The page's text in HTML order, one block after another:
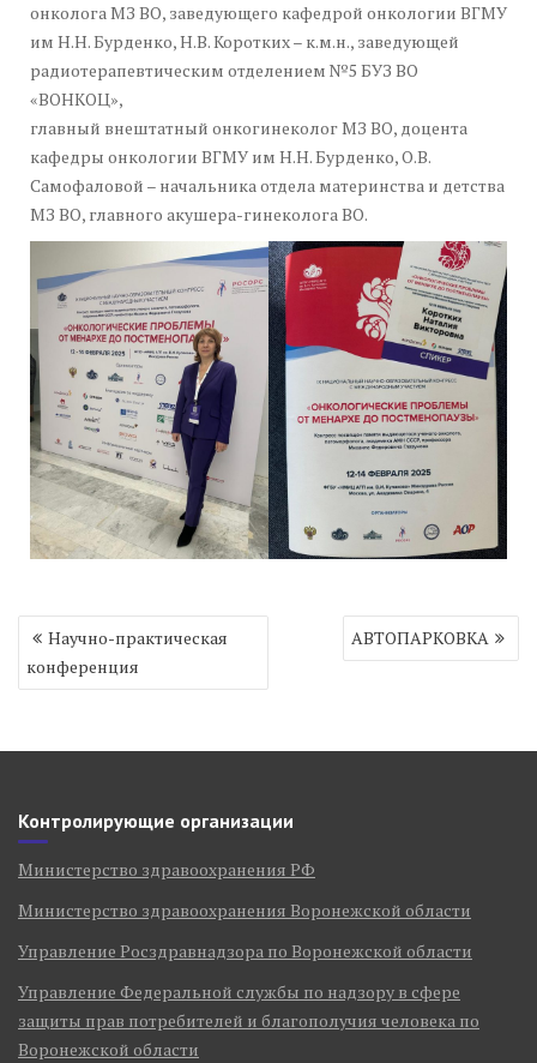
онколога МЗ ВО, заведующего кафедрой онкологии ВГМУ
им Н.Н. Бурденко, Н.В. Коротких – к.м.н., заведующей
радиотерапевтическим отделением №5 БУЗ ВО
«ВОНКОЦ»,
главный внештатный онкогинеколог МЗ ВО, доцента
кафедры онкологии ВГМУ им Н.Н. Бурденко, О.В.
Самофаловой – начальника отдела материнства и детства
МЗ ВО, главного акушера-гинеколога ВО.
Навигация
записям
Научно-практическая
конференция
АВТОПАРКОВКА
Контролирующие организации
Министерство здравоохранения РФ
Министерство здравоохранения Воронежской области
Управление Росздравнадзора по Воронежской области
Управление Федеральной службы по надзору в сфере
защиты прав потребителей и благополучия человека по
Воронежской области